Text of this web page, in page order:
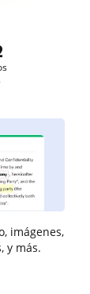
imágenes,
y más.